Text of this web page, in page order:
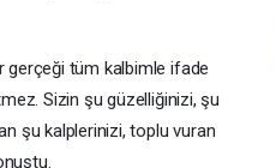
gerçeği tüm kalbimle ifade
Sizin şu güzelliğinizi, şu
şu kalplerinizi, toplu vuran